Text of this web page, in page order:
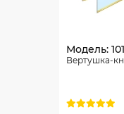
Модель:
Вертушка-